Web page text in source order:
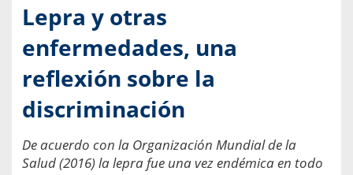
Lepra y otras
enfermedades, una
reflexión sobre la
discriminación
De acuerdo con la Organización Mundial de la
Salud (2016) la lepra fue una vez endémica en todo